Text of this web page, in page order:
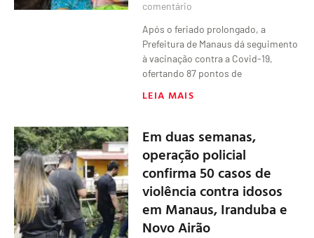
comentário
Após o feriado prolongado, a
Prefeitura de Manaus dá seguimento
à vacinação contra a Covid-19,
ofertando 87 pontos de
LEIA MAIS
Em duas semanas,
operação policial
confirma 50 casos de
violência contra idosos
em Manaus, Iranduba e
Novo Airão